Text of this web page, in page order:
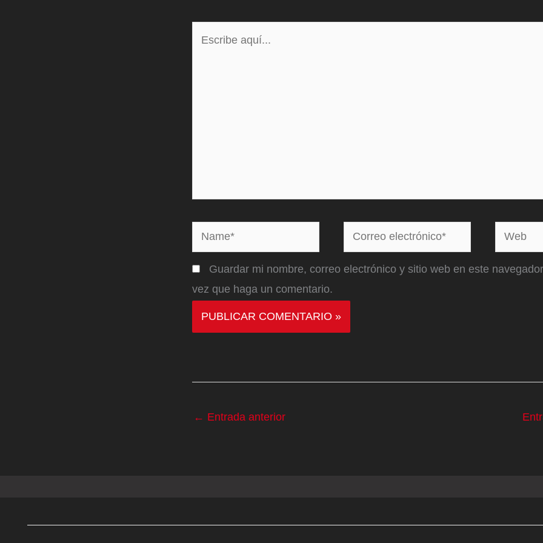
Name*
Correo
electrónico*
Web
Guardar mi nombre, correo electrónico y sitio web en este
vez que haga un comentario.
← Entrada anterior